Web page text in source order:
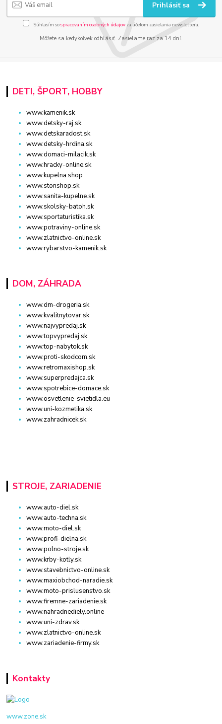
Prihlásiť sa
Súhlasím sospracovaním osobných údajov za účelom zasielania newslettera.
Môžete sa kedykoľvek odhlásiť. Zasielame raz za 14 dní.
DETI, ŠPORT, HOBBY
www.kamenik.sk
www.detsky-raj.sk
www.detskaradost.sk
www.detsky-hrdina.sk
www.domaci-milacik.sk
www.hracky-online.sk
www.kupelna.shop
www.stonshop.sk
www.sanita-kupelne.sk
www.skolsky-batoh.sk
www.sportaturistika.sk
www.potraviny-online.sk
www.zlatnictvo-online.sk
www.rybarstvo-kamenik.sk
DOM, ZÁHRADA
www.dm-drogeria.sk
www.kvalitnytovar.sk
www.najvypredaj.sk
www.topvypredaj.sk
www.top-nabytok.sk
www.proti-skodcom.sk
www.retromaxishop.sk
www.superpredajca.sk
www.spotrebice-domace.sk
www.osvetlenie-svietidla.eu
www.uni-kozmetika.sk
www.zahradnicek.sk
STROJE, ZARIADENIE
www.auto-diel.sk
www.auto-techna.sk
www.moto-diel.sk
www.profi-dielna.sk
www.polno-stroje.sk
www.krby-kotly.sk
www.stavebnictvo-online.sk
www.maxiobchod-naradie.sk
www.moto-prislusenstvo.sk
www.firemne-zariadenie.sk
www.nahradnediely.online
www.uni-zdrav.sk
www.zlatnictvo-online.sk
www.zariadenie-firmy.sk
Kontakty
www.zone.sk